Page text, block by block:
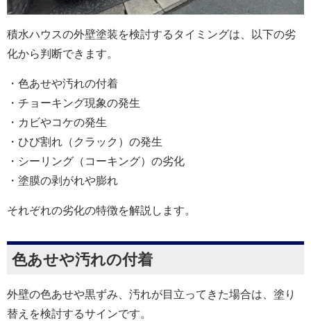
積水ハウスの外壁塗装を検討するタイミングは、以下の劣
化から判断できます。
・色あせや汚れの付着
・チョーキング現象の発生
・カビやコケの発生
・ひび割れ（クラック）の発生
・シーリング（コーキング）の劣化
・塗膜の剥がれや膨れ
それぞれの劣化の特徴を解説します。
色あせや汚れの付着
外壁の色あせや黒ずみ、汚れが目立ってきた場合は、塗り
替えを検討するサインです。